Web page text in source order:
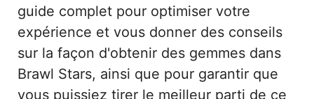
guide complet pour optimiser votre
expérience et vous donner des conseils
sur la façon d'obtenir des gemmes dans
Brawl Stars, ainsi que pour garantir que
vous puissiez tirer le meilleur parti de ce